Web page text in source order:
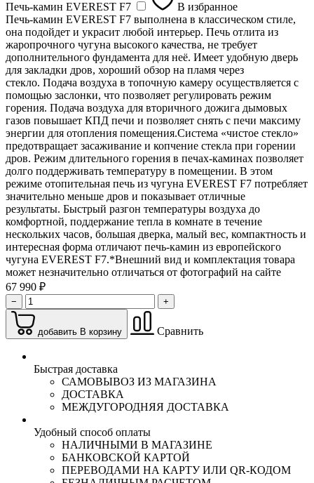
Печь-камин EVEREST F7
В избранное
Печь-камин EVEREST F7 выполнена в классическом стиле,
она подойдет и украсит любой интерьер. Печь отлита из
жаропрочного чугуна высокого качества, не требует
дополнительного фундамента для неё. Имеет удобную дверь
для закладки дров, хороший обзор на пламя через
стекло. Подача воздуха в топочную камеру осуществляется с
помощью заслонки, что позволяет регулировать режим
горения. Подача воздуха для вторичного дожига дымовых
газов повышает КПД печи и позволяет снять с печи максиму
энергии для отопления помещения.Система «чистое стекло»
предотвращает засаживание и копчение стекла при горении
дров. Режим длительного горения в печах-каминах позволяет
долго поддерживать температуру в помещении. В этом
режиме отопительная печь из чугуна EVEREST F7 потребляет
значительно меньше дров и показывает отличные
результаты. Быстрый разгон температуры воздуха до
комфортной, поддержание тепла в комнате в течение
нескольких часов, большая дверка, малый вес, компактность и
интересная форма отличают печь-камин из европейского
чугуна EVEREST F7.*Внешний вид и комплектация товара
может незначительно отличаться от фотографий на сайте
67 990 ₽
− +
добавить В корзину Сравнить
Быстрая доставка
САМОВЫВОЗ ИЗ МАГАЗИНА
ДОСТАВКА
МЕЖДУГОРОДНЯЯ ДОСТАВКА
Удобный способ оплаты
НАЛИЧНЫМИ В МАГАЗИНЕ
БАНКОВСКОЙ КАРТОЙ
ПЕРЕВОДАМИ НА КАРТУ ИЛИ QR-КОДОМ